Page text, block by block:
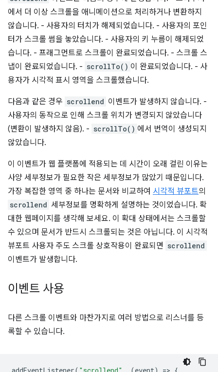
에서 더 이상 스크롤을 애니메이션으로 처리하거나 변환하지
않습니다. - 사용자의 터치가 해제되었습니다. - 사용자의 포인
터가 스크롤 썸을 놓았습니다. - 사용자의 키 누름이 해제되었
습니다. - 프래그먼트로 스크롤이 완료되었습니다. - 스크롤 스
냅이 완료되었습니다. - scrollTo() 이 완료되었습니다. - 사
용자가 시각적 표시 영역을 스크롤했습니다.
다음과 같은 경우 scrollend 이벤트가 발생하지 않습니다. -
사용자의 동작으로 인해 스크롤 위치가 변경되지 않았습니다
(변환이 발생하지 않음). - scrollTo() 에서 번역이 생성되지
않았습니다.
이 이벤트가 웹 플랫폼에 적용되는 데 시간이 오래 걸린 이유는
사양 세부정보가 필요한 작은 세부정보가 많았기 때문입니다.
가장 복잡한 영역 중 하나는 문서와 비교하여 시각적 뷰포트의
scrollend 세부정보를 명확하게 설명하는 것이었습니다. 확
대한 웹페이지를 생각해 보세요. 이 확대 상태에서는 스크롤할
수 있으며 문서가 반드시 스크롤되는 것은 아닙니다. 이 시각적
뷰포트 사용자 주도 스크롤 상호작용이 완료되면 scrollend
이벤트가 발생합니다.
이벤트 사용
다른 스크롤 이벤트와 마찬가지로 여러 방법으로 리스너를 등
록할 수 있습니다.